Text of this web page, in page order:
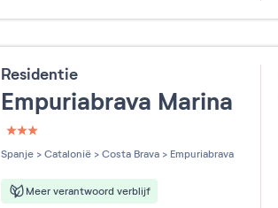
Residentie
Empuriabrava Marina
3 étoiles sur 5
Spanje > Catalonië > Costa Brava > Empuriabrava
Meer verantwoord verblijf